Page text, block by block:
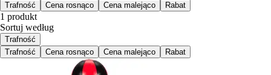
Trafność
Cena rosnąco Cena malejąco Rabat
1 produkt
Sortuj według
Trafność
Trafność
Cena rosnąco Cena malejąco Rabat